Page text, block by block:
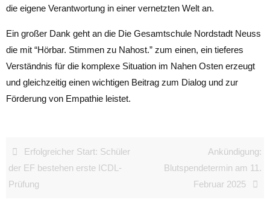
die eigene Verantwortung in einer vernetzten Welt an.
Ein großer Dank geht an die Die Gesamtschule Nordstadt Neuss
die mit “Hörbar. Stimmen zu Nahost.” zum einen, ein tieferes
Verständnis für die komplexe Situation im Nahen Osten erzeugt
und gleichzeitig einen wichtigen Beitrag zum Dialog und zur
Förderung von Empathie leistet.
Erfolgreicher Start: Schüler
der EF bestehen erste ICDL-
Prüfung
Ankündigung:
Blutspendetermin am 11.
Februar 2025